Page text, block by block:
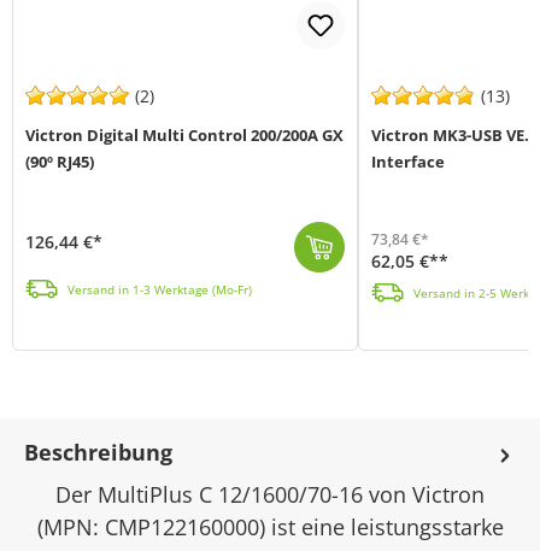
(2)
Victron Digital Multi Control 200/200A GX
(90º RJ45)
126,44 €*
Versand in 1-3 Werktage (Mo-Fr)
(13)
Victron MK3-USB
Interface
73,84 €*
62,05 €**
Versand in 2-5
Beschreibung
Der MultiPlus C 12/1600/70-16 von Victron
(MPN: CMP122160000) ist eine leistungsstarke